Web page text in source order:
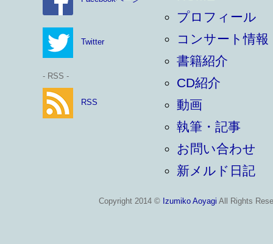
Twitter
- RSS -
RSS
プロフィール
コンサート情報
書籍紹介
CD紹介
動画
執筆・記事
お問い合わせ
新メルド日記
Copyright 2014 © Izumiko Aoyagi All Rights